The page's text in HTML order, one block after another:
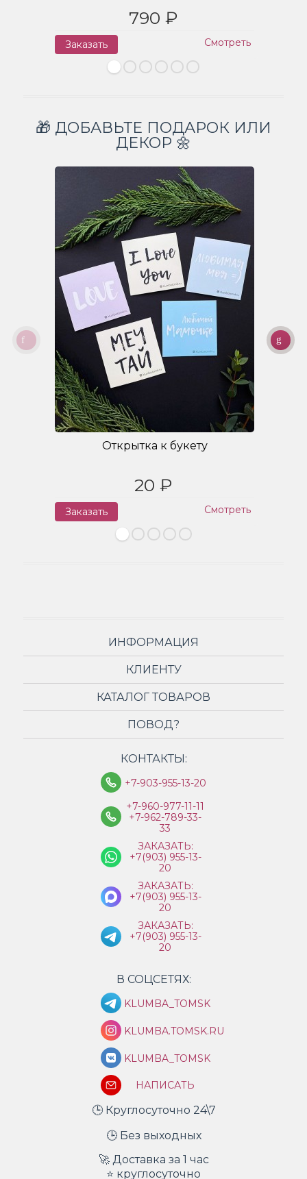
790 ₽
Заказать Смотреть
🎁 ДОБАВЬТЕ ПОДАРОК ИЛИ
ДЕКОР 🌼
Открытка к букету
20 ₽
Заказать Смотреть
ИНФОРМАЦИЯ
КЛИЕНТУ
КАТАЛОГ ТОВАРОВ
ПОВОД?
КОНТАКТЫ:
+7-903-955-13-20
+7-960-977-11-11
+7-962-789-33-
33
ЗАКАЗАТЬ:
+7(903) 955-13-
20
ЗАКАЗАТЬ:
+7(903) 955-13-
20
ЗАКАЗАТЬ:
+7(903) 955-13-
20
В СОЦСЕТЯХ:
KLUMBA_TOMSK
KLUMBA.TOMSK.RU
KLUMBA_TOMSK
НАПИСАТЬ
🕒 Круглосуточно 24\7
🕒 Без выходных
🚀 Доставка за 1 час
⭐ круглосуточно